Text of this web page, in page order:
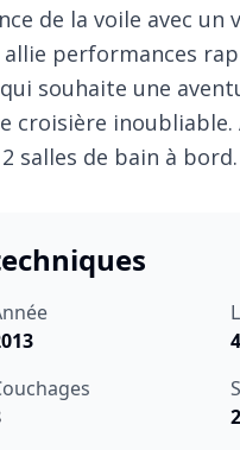
de la voile avec
performances
souhaite une
croisière inoubliable.
salles de bain à bord.
2